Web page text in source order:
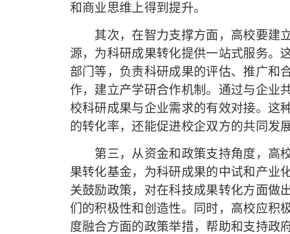
和商业思维上得到提升。
其次，在智力支撑方面，高校要建立
源，为科研成果转化提供一站式服务。
部门等，负责科研成果的评估、推广和
作，建立产学研合作机制。通过与企业
校科研成果与企业需求的有效对接。这
的转化率，还能促进校企双方的共同发展
第三，从资金和政策支持角度，高校
果转化基金，为科研成果的中试和产业
关鼓励政策，对在科技成果转化方面做
们的积极性和创造性。同时，高校应积
度融合方面的政策举措，帮助和支持政